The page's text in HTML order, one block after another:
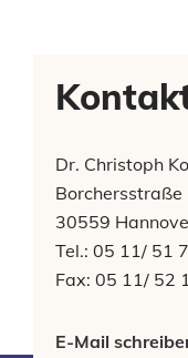
Dr. Christoph
Borchersstraße
30559
Tel.: 05 11/ 51
Fax: 05 11/ 52
E-Mail